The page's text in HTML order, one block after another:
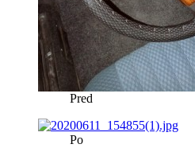
Pred
Po